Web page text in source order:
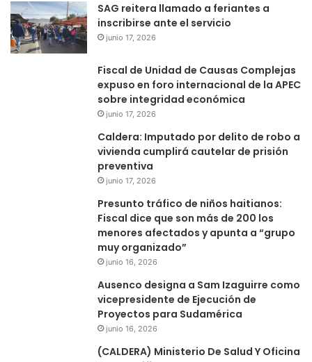
SAG reitera llamado a feriantes a
inscribirse ante el servicio
junio 17, 2026
Fiscal de Unidad de Causas Complejas
expuso en foro internacional de la APEC
sobre integridad económica
junio 17, 2026
Caldera: Imputado por delito de robo a
vivienda cumplirá cautelar de prisión
preventiva
junio 17, 2026
Presunto tráfico de niños haitianos:
Fiscal dice que son más de 200 los
menores afectados y apunta a “grupo
muy organizado”
junio 16, 2026
Ausenco designa a Sam Izaguirre como
vicepresidente de Ejecución de
Proyectos para Sudamérica
junio 16, 2026
(CALDERA) Ministerio De Salud Y Oficina